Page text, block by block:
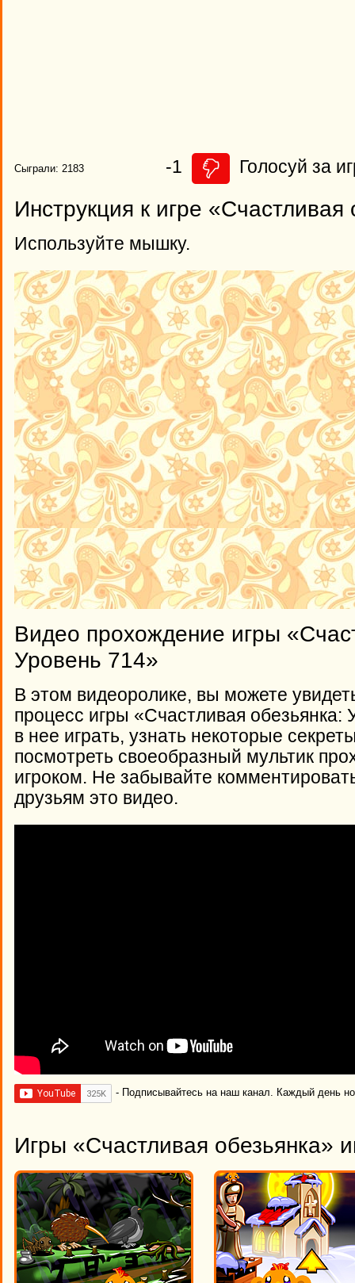
Сыграли: 2183 -1 Голосуй за
Инструкция к игре
Используйте мышку.
Видео прохождение игры
Уровень 714»
В этом видеоролике, вы можете
процесс игры «Счастливая обезьянка:
в нее играть, узнать некоторые
посмотреть своеобразный мультик
игроком. Не забывайте
друзьям это видео.
- Подписывайтесь на наш канал. Каждый день
Игры «Счастливая обезьянка»